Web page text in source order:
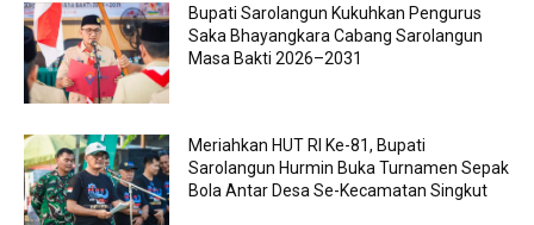
Bupati Sarolangun Kukuhkan Pengurus
Saka Bhayangkara Cabang Sarolangun
Masa Bakti 2026–2031
Meriahkan HUT RI Ke-81, Bupati
Sarolangun Hurmin Buka Turnamen Sepak
Bola Antar Desa Se-Kecamatan Singkut